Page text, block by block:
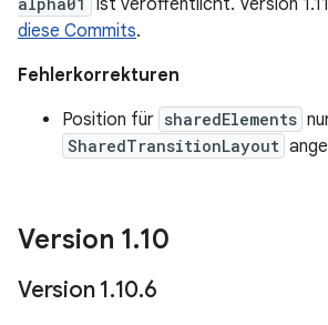
ist veröffentlicht. Version
diese Commits.
Fehlerkorrekturen
Position für sharedElements
SharedTransitionLayout
Version 1.10
Version 1.10.6